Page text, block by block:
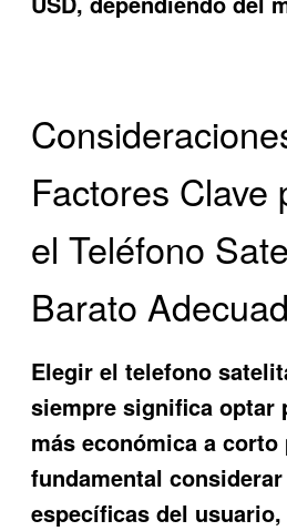
Factores Clave
el Teléfono
Barato
Elegir eltelefono
siempre significa optar
más económica a corto
fundamental
específicas del